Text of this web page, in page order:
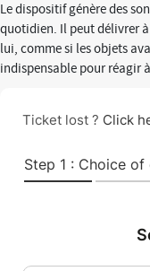
Le dispositif génère des
quotidien. Il peut délivrer
lui, comme si les objets
indispensable pour réagir